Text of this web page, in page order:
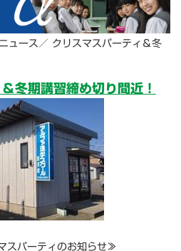
ュース ／ クリスマスパーティ＆冬
冬期講習締め切り間近！
パーティのお知らせ≫